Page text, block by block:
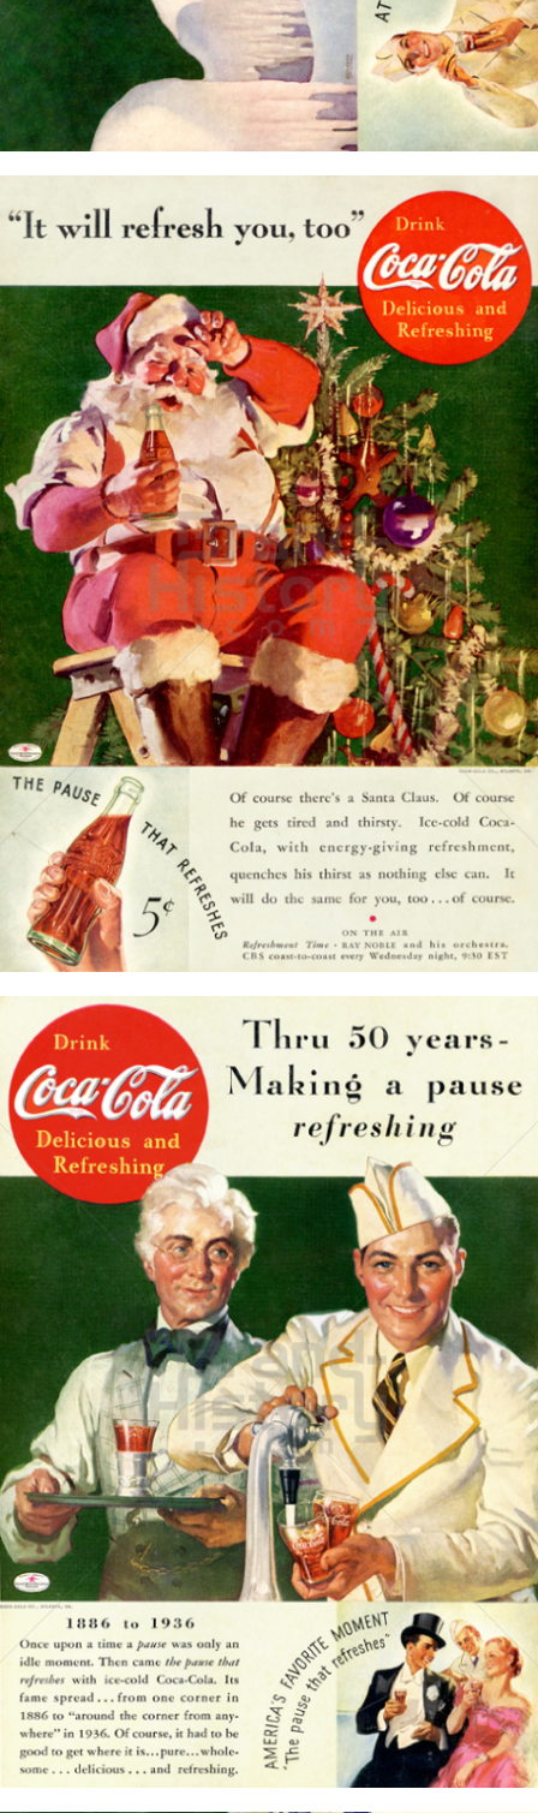
Bild-ID: 15713
Coca-Cola Coca-Cola GmbH 1935
Bild-ID: 15715
Coca-Cola Coca-Cola GmbH 1936
Bild-ID: 15717